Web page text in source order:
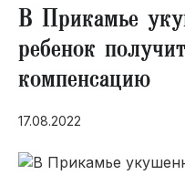
СВО
Выборы в Пермском
Социальная поддержка
Инфраструктура
Благоустройство
В Прикамье
ребенок
компенсацию
17.08.2022